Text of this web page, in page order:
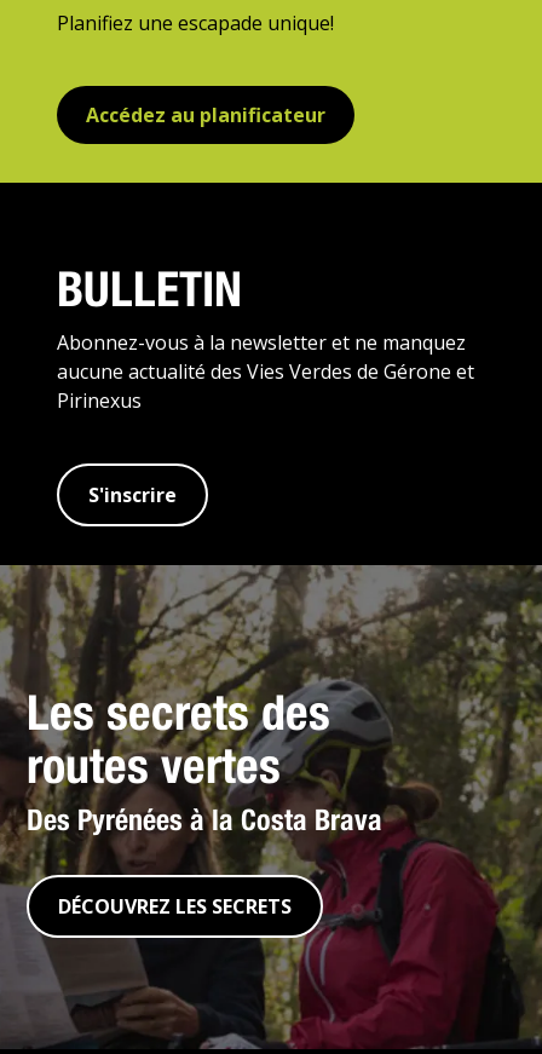
Planifiez une escapade unique!
Accédez au planificateur
BULLETIN
Abonnez-vous à la newsletter et ne manquez
aucune actualité des Vies Verdes de Gérone et
Pirinexus
S'inscrire
Les secrets des
routes vertes
Des Pyrénées à la Costa Brava
DÉCOUVREZ LES SECRETS